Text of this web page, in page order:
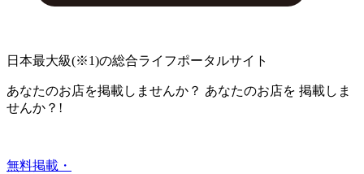
日本最大級(※1)の総合ライフポータルサイト
あなたのお店を掲載しませんか？ あなたのお店を 掲載しま
せんか？!
無料掲載・